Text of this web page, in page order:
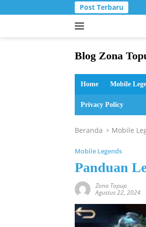
ke
Post Terbaru
Blog Zona
dan
bermain
Home Mobile
Privacy Policy
Beranda Mobile
Mobile Legends
Panduan
Zona Topup
Agustus 22, 2024